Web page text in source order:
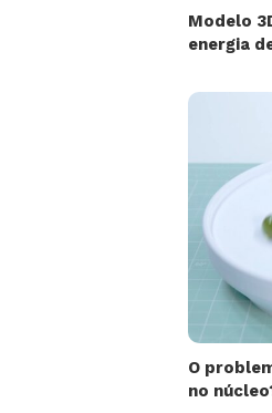
Modelo
energia
O
no